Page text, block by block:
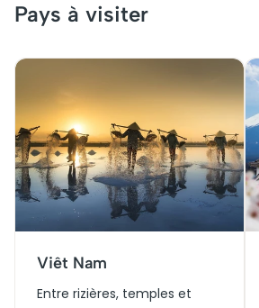
Pays à visiter
Viêt Nam
Entre rizières, temples et